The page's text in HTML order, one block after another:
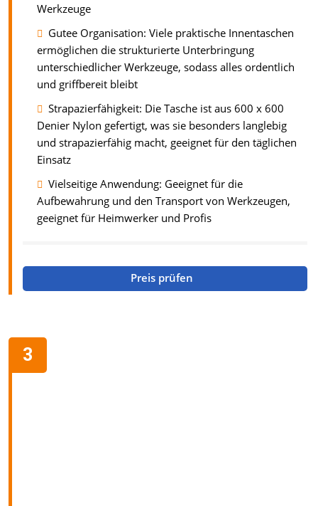
Werkzeuge
Gutee Organisation: Viele praktische Innentaschen
ermöglichen die strukturierte Unterbringung
unterschiedlicher Werkzeuge, sodass alles ordentlich
und griffbereit bleibt
Strapazierfähigkeit: Die Tasche ist aus 600 x 600
Denier Nylon gefertigt, was sie besonders langlebig
und strapazierfähig macht, geeignet für den täglichen
Einsatz
Vielseitige Anwendung: Geeignet für die
Aufbewahrung und den Transport von Werkzeugen,
geeignet für Heimwerker und Profis
Preis prüfen